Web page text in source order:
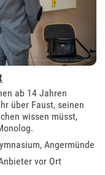
ab 14 Jahren
über Faust, seinen
wissen müsst,
Angermünde
vor Ort